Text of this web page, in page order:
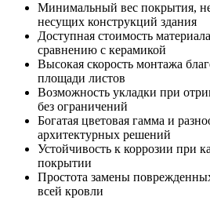
Минимальный вес покрытия,
несущих конструкций здания
Доступная стоимость
сравнению с керамикой
Высокая скорость монтажа
площади листов
Возможность укладки при
без ограничений
Богатая цветовая гамма и
архитектурных решений
Устойчивость к коррозии при
покрытии
Простота замены
всей кровли